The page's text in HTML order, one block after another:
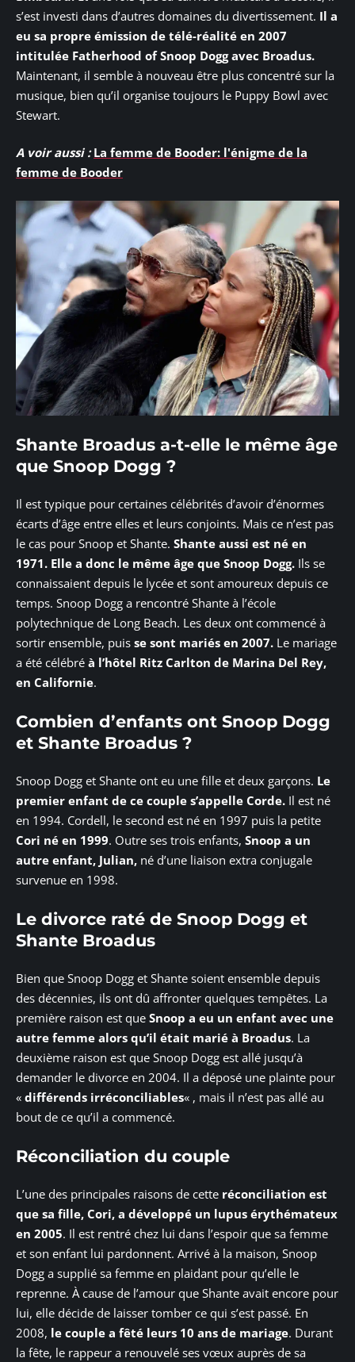
s’est investi dans d’autres domaines du divertissement. Il a
eu sa propre émission de télé-réalité en 2007
intitulée Fatherhood of Snoop Dogg avec Broadus.
Maintenant, il semble à nouveau être plus concentré sur la
musique, bien qu’il organise toujours le Puppy Bowl avec
Stewart.
A voir aussi : La femme de Booder: l'énigme de la
femme de Booder
Shante Broadus a-t-elle le même âge
que Snoop Dogg ?
Il est typique pour certaines célébrités d’avoir d’énormes
écarts d’âge entre elles et leurs conjoints. Mais ce n’est pas
le cas pour Snoop et Shante. Shante aussi est né en
1971. Elle a donc le même âge que Snoop Dogg. Ils se
connaissaient depuis le lycée et sont amoureux depuis ce
temps. Snoop Dogg a rencontré Shante à l’école
polytechnique de Long Beach. Les deux ont commencé à
sortir ensemble, puis se sont mariés en 2007. Le mariage
a été célébré à l’hôtel Ritz Carlton de Marina Del Rey,
en Californie.
Combien d’enfants ont Snoop Dogg
et Shante Broadus ?
Snoop Dogg et Shante ont eu une fille et deux garçons. Le
premier enfant de ce couple s’appelle Corde. Il est né
en 1994. Cordell, le second est né en 1997 puis la petite
Cori né en 1999. Outre ses trois enfants, Snoop a un
autre enfant, Julian, né d’une liaison extra conjugale
survenue en 1998.
Le divorce raté de Snoop Dogg et
Shante Broadus
Bien que Snoop Dogg et Shante soient ensemble depuis
des décennies, ils ont dû affronter quelques tempêtes. La
première raison est que Snoop a eu un enfant avec une
autre femme alors qu’il était marié à Broadus. La
deuxième raison est que Snoop Dogg est allé jusqu’à
demander le divorce en 2004. Il a déposé une plainte pour
« différends irréconciliables« , mais il n’est pas allé au
bout de ce qu’il a commencé.
Réconciliation du couple
L’une des principales raisons de cette réconciliation est
que sa fille, Cori, a développé un lupus érythémateux
en 2005. Il est rentré chez lui dans l’espoir que sa femme
et son enfant lui pardonnent. Arrivé à la maison, Snoop
Dogg a supplié sa femme en plaidant pour qu’elle le
reprenne. À cause de l’amour que Shante avait encore pour
lui, elle décide de laisser tomber ce qui s’est passé. En
2008, le couple a fêté leurs 10 ans de mariage. Durant
la fête, le rappeur a renouvelé ses vœux auprès de sa